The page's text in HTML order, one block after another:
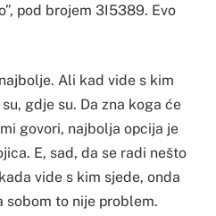
pod brojem 3I5389. Evo
Ali kad vide s kim
gdje su. Da zna koga će
govori, najbolja opcija je
E, sad, da se radi nešto
vide s kim sjede, onda
sobom to nije problem.